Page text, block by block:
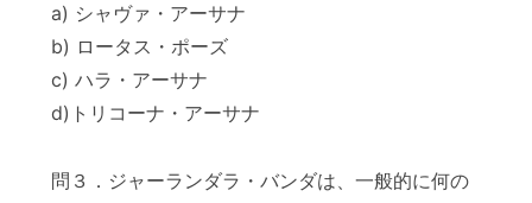
a) シャヴァ・アーサナ
b) ロータス・ポーズ
c) ハラ・アーサナ
d)トリコーナ・アーサナ
問３．ジャーランダラ・バンダは、一般的に何の